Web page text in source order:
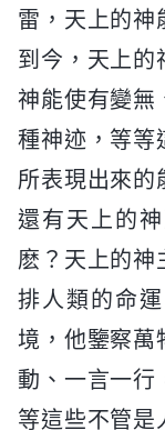
雷，天上的神
到今，天上的
神能使有變無
種神迹，等等
所表現出來的
還有天上的
麽？天上的神
排人類的命
境，他鑒察萬
動、一言一行
等這些不管是